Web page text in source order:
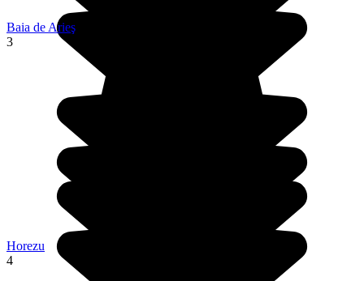
Baia de Arieş
3
Horezu
4